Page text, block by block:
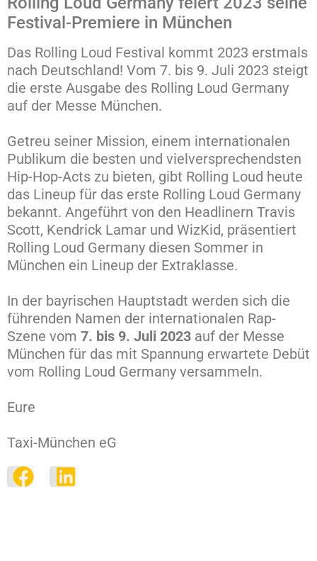
Festival-Premiere in München
Das Rolling Loud Festival kommt 2023 erstmals
nach Deutschland! Vom 7. bis 9. Juli 2023 steigt
die erste Ausgabe des Rolling Loud Germany
auf der Messe München.
Getreu seiner Mission, einem internationalen
Publikum die besten und vielversprechendsten
Hip-Hop-Acts zu bieten, gibt Rolling Loud heute
das Lineup für das erste Rolling Loud Germany
bekannt. Angeführt von den Headlinern Travis
Scott, Kendrick Lamar und WizKid, präsentiert
Rolling Loud Germany diesen Sommer in
München ein Lineup der Extraklasse.
In der bayrischen Hauptstadt werden sich die
führenden Namen der internationalen Rap-
Szene vom 7. bis 9. Juli 2023 auf der Messe
München für das mit Spannung erwartete Debüt
vom Rolling Loud Germany versammeln.
Eure
Taxi-München eG